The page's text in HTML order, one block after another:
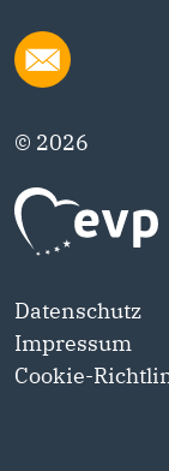
© 2026
Datenschutz
Impressum
Cookie-